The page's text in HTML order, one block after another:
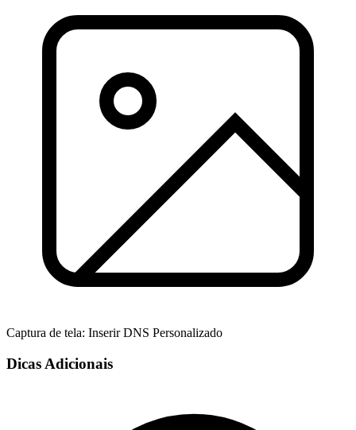
Captura de tela: Inserir DNS Personalizado
Dicas Adicionais